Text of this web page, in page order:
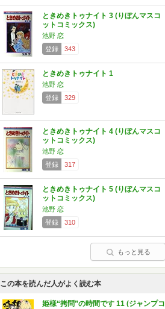
ときめきトゥナイト 3 (りぼんマスコ
ットコミックス)
池野 恋
登録
343
ときめきトゥナイト 1
池野 恋
登録
329
ときめきトゥナイト 4 (りぼんマスコ
ットコミックス)
池野 恋
登録
317
ときめきトゥナイト 5 (りぼんマスコ
ットコミックス)
池野 恋
登録
310
もっと見る
この本を読んだ人がよく読む本
姫様“拷問”の時間です 11 (ジャンプコ